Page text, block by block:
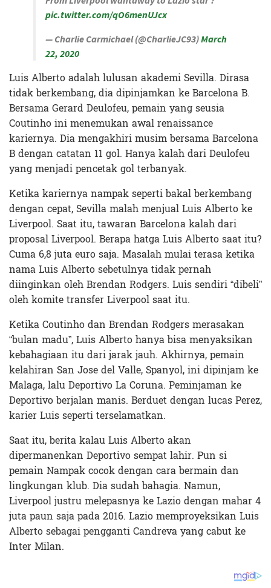
pic.twitter.com/qO6menUJcx
— Charlie Carmichael (@CharlieJC93)March
22, 2020
Luis Alberto adalah lulusan akademi Sevilla. Dirasa
tidak berkembang, dia dipinjamkan ke Barcelona B.
Bersama Gerard Deulofeu, pemain yang seusia
Coutinho ini menemukan awal renaissance
kariernya. Dia mengakhiri musim bersama Barcelona
B dengan catatan 11 gol. Hanya kalah dari Deulofeu
yang menjadi pencetak gol terbanyak.
Ketika kariernya nampak seperti bakal berkembang
dengan cepat, Sevilla malah menjual Luis Alberto ke
Liverpool. Saat itu, tawaran Barcelona kalah dari
proposal Liverpool. Berapa hatga Luis Alberto saat itu?
Cuma 6,8 juta euro saja. Masalah mulai terasa ketika
nama Luis Alberto sebetulnya tidak pernah
diinginkan oleh Brendan Rodgers. Luis sendiri “dibeli”
oleh komite transfer Liverpool saat itu.
Ketika Coutinho dan Brendan Rodgers merasakan
“bulan madu”, Luis Alberto hanya bisa menyaksikan
kebahagiaan itu dari jarak jauh. Akhirnya, pemain
kelahiran San Jose del Valle, Spanyol, ini dipinjam ke
Malaga, lalu Deportivo La Coruna. Peminjaman ke
Deportivo berjalan manis. Berduet dengan lucas Perez,
karier Luis seperti terselamatkan.
Saat itu, berita kalau Luis Alberto akan
dipermanenkan Deportivo sempat lahir. Pun si
pemain Nampak cocok dengan cara bermain dan
lingkungan klub. Dia sudah bahagia. Namun,
Liverpool justru melepasnya ke Lazio dengan mahar 4
juta paun saja pada 2016. Lazio memproyeksikan Luis
Alberto sebagai pengganti Candreva yang cabut ke
Inter Milan.